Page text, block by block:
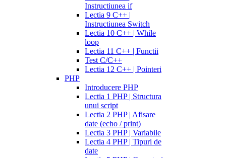
Instructiunea if
Lectia 9 C++ |
Instructiunea Switch
Lectia 10 C++ | While
loop
Lectia 11 C++ | Functii
Test C/C++
Lectia 12 C++ | Pointeri
PHP
Introducere PHP
Lectia 1 PHP | Structura
unui script
Lectia 2 PHP | Afisare
date (echo / print)
Lectia 3 PHP | Variabile
Lectia 4 PHP | Tipuri de
date